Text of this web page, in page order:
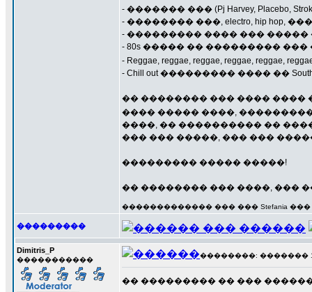
- ������� ��� (Pj Harvey, Placebo,
- �������� ���, electro, hip
- ��������� ���� ���
- 80s ����� �� ���������
- Reggae, reggae, reggae, reggae, reggae,
- Chill out ��������� ���� ��
�� �������� ��� ���� ����
���� ����� ����,
����, �� ���������� ��
��� ��� �����, ��� ���
��������� ����� �����!
�� �������� ��� ����, ���
������������� ��� ��� Stefania ���
���������
Dimitris_P
�����������
��������: ������� 13
�� ��������� �� ���